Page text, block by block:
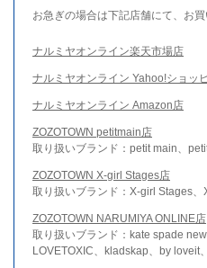
お急ぎの場合は下記店舗にて、お買
ナルミヤオンライン楽天市場店
ナルミヤオンライン Yahoo!ショッ
ナルミヤオンライン Amazon店
ZOZOTOWN petitmain店
取り扱いブランド：petit main、
ZOZOTOWN X-girl Stages店
取り扱いブランド：X-girl Stages、
ZOZOTOWN NARUMIYA ONLINE店
取り扱いブランド：kate spade
LOVETOXIC、kladskap、by loveit